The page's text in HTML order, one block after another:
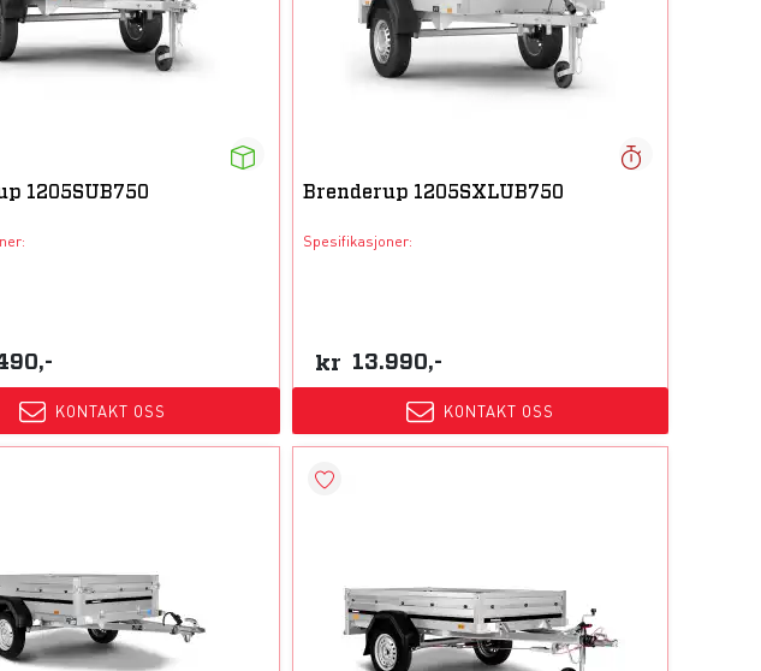
1205SUB750
KONTAKT OSS
Brenderup 1205SXLUB750
Spesifikasjoner:
kr 13.990,-
KONTAKT OSS